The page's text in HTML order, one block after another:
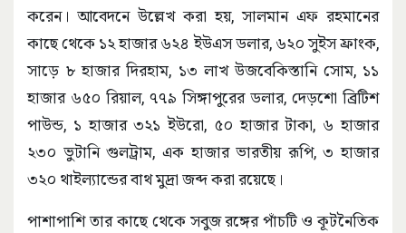
করেন। আবেদনে উল্লেখ করা হয়, সালমান এফ রহমানের
কাছে থেকে ১২ হাজার ৬২৪ ইউএস ডলার, ৬২০ সুইস ফ্রাংক,
সাড়ে ৮ হাজার দিরহাম, ১৩ লাখ উজবেকিস্তানি সোম, ১১
হাজার ৬৫০ রিয়াল, ৭৭৯ সিঙ্গাপুরের ডলার, দেড়শো ব্রিটিশ
পাউন্ড, ১ হাজার ৩২১ ইউরো, ৫০ হাজার টাকা, ৬ হাজার
২৩০ ভুটানি গুলট্রাম, এক হাজার ভারতীয় রূপি, ৩ হাজার
৩২০ থাইল্যান্ডের বাথ মুদ্রা জব্দ করা রয়েছে।
পাশাপাশি তার কাছে থেকে সবুজ রঙ্গের পাঁচটি ও কূটনৈতিক